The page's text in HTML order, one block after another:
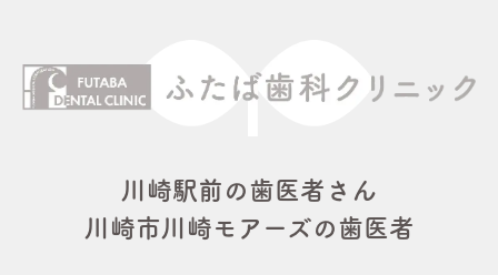
川崎駅前の歯医者さん
川崎市川崎モアーズの歯医者